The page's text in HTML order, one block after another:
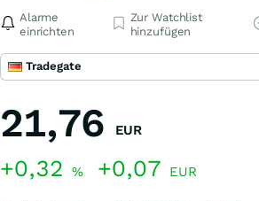
Alarme
einrichten
Zur Watchlist
hinzufügen
Tradegate
21,76 EUR
+0,32 % +0,07 EUR